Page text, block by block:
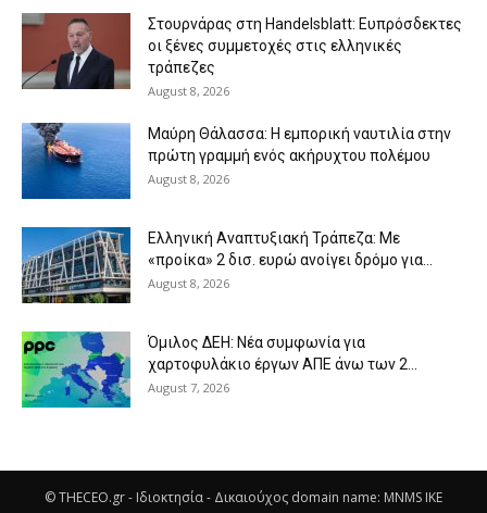
Στουρνάρας στη Handelsblatt: Ευπρόσδεκτες
οι ξένες συμμετοχές στις ελληνικές
τράπεζες
August 8, 2026
Μαύρη Θάλασσα: Η εμπορική ναυτιλία στην
πρώτη γραμμή ενός ακήρυχτου πολέμου
August 8, 2026
Ελληνική Αναπτυξιακή Τράπεζα: Με
«προίκα» 2 δισ. ευρώ ανοίγει δρόμο για...
August 8, 2026
Όμιλος ΔΕΗ: Νέα συμφωνία για
χαρτοφυλάκιο έργων ΑΠΕ άνω των 2...
August 7, 2026
© THECEO.gr - Ιδιοκτησία - Δικαιούχος domain name: MNMS IKE